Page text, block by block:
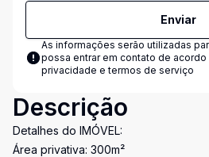
Enviar
As informações serão utilizadas
possa entrar em contato de acordo
privacidade e termos de serviço
Descrição
Detalhes do IMÓVEL:
Área privativa: 300m²